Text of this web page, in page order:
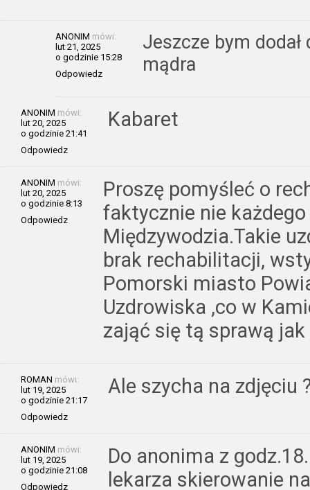
ANONIM mówi:
lut 21, 2025
o godzinie 15:28
Odpowiedz
Jeszcze bym
mądra
ANONIM mówi:
lut 20, 2025
o godzinie 21:41
Odpowiedz
Kabaret
ANONIM mówi:
lut 20, 2025
o godzinie 8:13
Odpowiedz
Proszę pomyśleć o
faktycznie nie
Międzywodzia.Takie
brak rechabilitacji,
Pomorski miasto
Uzdrowiska ,co w
zająć się tą sprawą
ROMAN mówi:
lut 19, 2025
o godzinie 21:17
Odpowiedz
Ale szycha na zdjęciu
ANONIM mówi:
lut 19, 2025
o godzinie 21:08
Odpowiedz
Do anonima z
lekarza skierowanie